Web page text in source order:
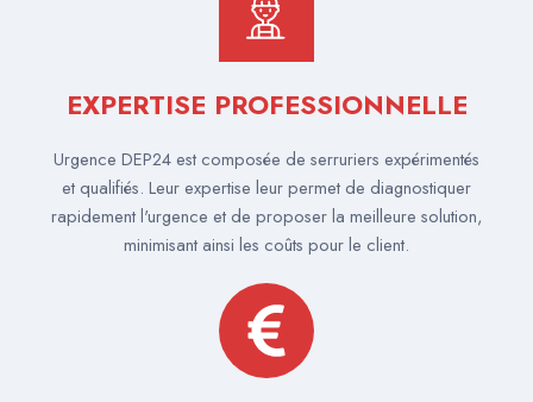
EXPERTISE PROFESSIONNELLE
Urgence DEP24 est composée de serruriers expérimentés
et qualifiés. Leur expertise leur permet de diagnostiquer
rapidement l'urgence et de proposer la meilleure solution,
minimisant ainsi les coûts pour le client.